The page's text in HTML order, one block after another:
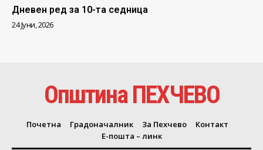
Дневен ред за 10-та седница
24 Јуни, 2026
Општина ПЕХЧЕВО
Почетна Градоначалник За Пехчево
Контакт
Е-пошта – линк